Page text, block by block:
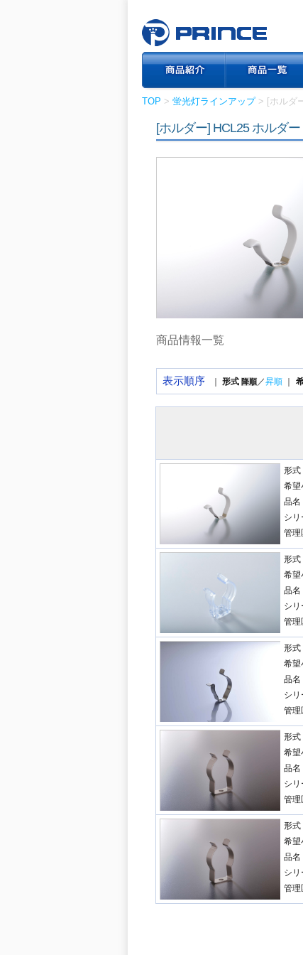
TOP > 蛍光灯ラインアップ> [ホルダ
[ホルダー] HCL25 ホルダー
商品情報一覧
表示順序 形式 降順 ／昇順
形式
希望
品名
シリ
管理
形式
希望
品名
シリ
管理
形式
希望
品名
シリ
管理
形式
希望
品名
シリ
管理
形式
希望
品名
シリ
管理